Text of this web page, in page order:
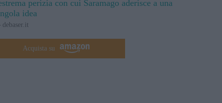
perizia con cui Saramago aderisce a una
idea
debaser.it
Acquista su